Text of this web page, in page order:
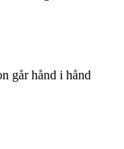
går hånd i hånd